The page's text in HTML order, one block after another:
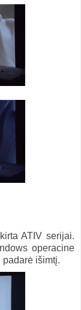
ATIV serijai.
operacine
išimtį.